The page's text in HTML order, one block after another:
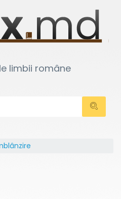
limbii române